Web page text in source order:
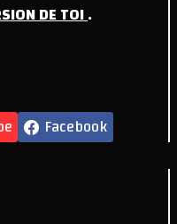
DETOI.
Facebook